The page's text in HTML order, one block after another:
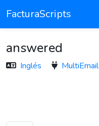
FacturaScripts
answered
Inglés MultiEmail